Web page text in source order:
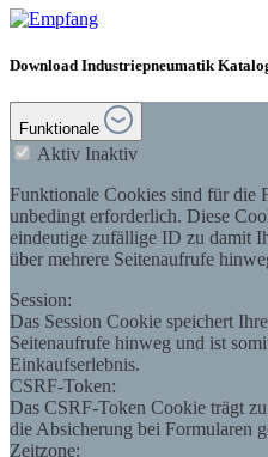
Download Industriepneumatik
Funktionale
Aktiv Inaktiv
Funktionale Cookies sind für die
unbedingt erforderlich. Diese
eindeutige zufällige ID zu damit
über mehrere Seitenaufrufe
Session:
Das Session Cookie speichert
Seitenaufrufe hinweg und ist
Einkaufserlebnis.
CSRF-Token:
Das CSRF-Token Cookie trägt
die Absicherung bei Formularen
Zeitzone: